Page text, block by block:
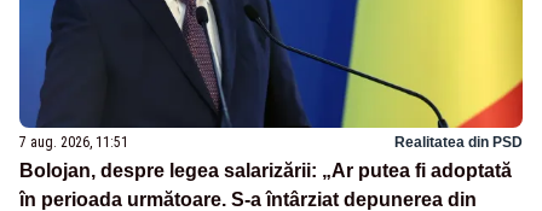
7 aug. 2026, 11:51 Realitatea din PSD
Bolojan, despre legea salarizării: „Ar putea fi adoptată
în perioada următoare. S-a întârziat depunerea din